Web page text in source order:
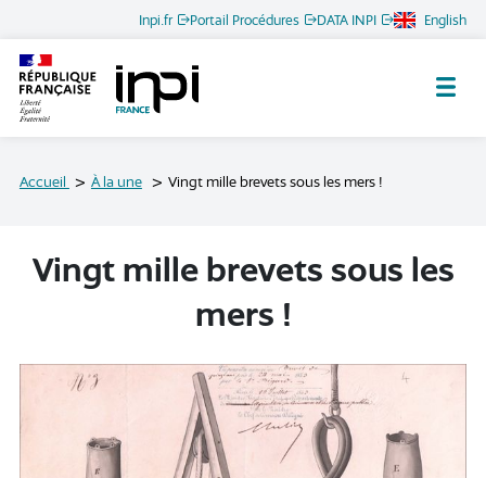
Inpi.fr Portail Procédures DATA INPI English
Accueil À la une Vingt mille brevets sous les mers !
Vingt mille brevets sous les
mers !